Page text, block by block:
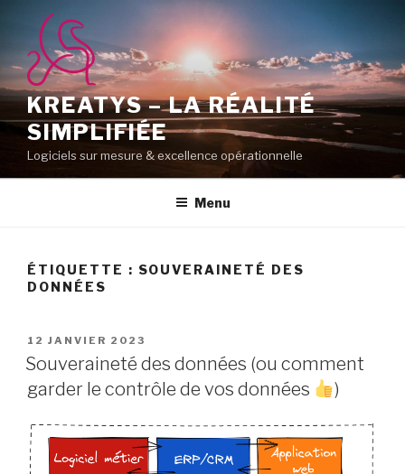
contenu
principal
KREATYS – LA RÉALITÉ
SIMPLIFIÉE
Logiciels sur mesure & excellence opérationnelle
Menu
ÉTIQUETTE : SOUVERAINETÉ DES
DONNÉES
PUBLIÉ
LE
12 JANVIER 2023
Souveraineté des données (ou comment
garder le contrôle de vos données
)